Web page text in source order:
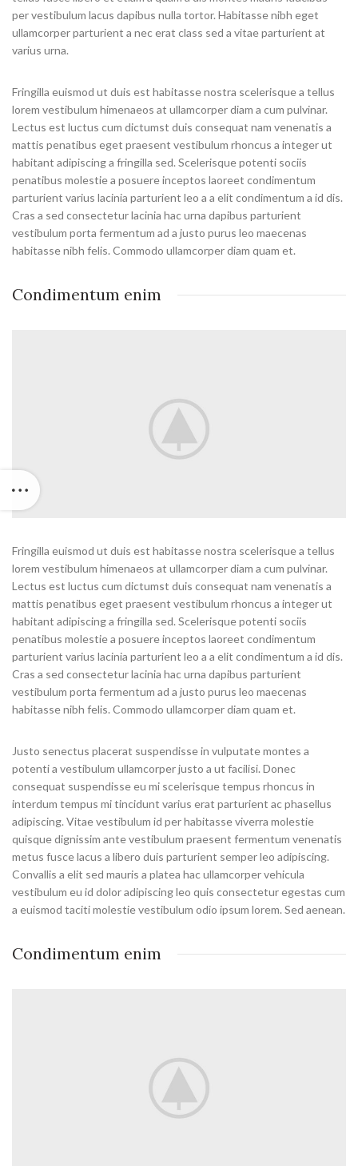
per vestibulum lacus dapibus nulla tortor. Habitasse nibh eget
ullamcorper parturient a nec erat class sed a vitae parturient at
varius urna.
Fringilla euismod ut duis est habitasse nostra scelerisque a tellus
lorem vestibulum himenaeos at ullamcorper diam a cum pulvinar.
Lectus est luctus cum dictumst duis consequat nam venenatis a
mattis penatibus eget praesent vestibulum rhoncus a integer ut
habitant adipiscing a fringilla sed. Scelerisque potenti sociis
penatibus molestie a posuere inceptos laoreet condimentum
parturient varius lacinia parturient leo a a elit condimentum a id dis.
Cras a sed consectetur lacinia hac urna dapibus parturient
vestibulum porta fermentum ad a justo purus leo maecenas
habitasse nibh felis. Commodo ullamcorper diam quam et.
Condimentum enim
Fringilla euismod ut duis est habitasse nostra scelerisque a tellus
lorem vestibulum himenaeos at ullamcorper diam a cum pulvinar.
Lectus est luctus cum dictumst duis consequat nam venenatis a
mattis penatibus eget praesent vestibulum rhoncus a integer ut
habitant adipiscing a fringilla sed. Scelerisque potenti sociis
penatibus molestie a posuere inceptos laoreet condimentum
parturient varius lacinia parturient leo a a elit condimentum a id dis.
Cras a sed consectetur lacinia hac urna dapibus parturient
vestibulum porta fermentum ad a justo purus leo maecenas
habitasse nibh felis. Commodo ullamcorper diam quam et.
Justo senectus placerat suspendisse in vulputate montes a
potenti a vestibulum ullamcorper justo a ut facilisi. Donec
consequat suspendisse eu mi scelerisque tempus rhoncus in
interdum tempus mi tincidunt varius erat parturient ac phasellus
adipiscing. Vitae vestibulum id per habitasse viverra molestie
quisque dignissim ante vestibulum praesent fermentum venenatis
metus fusce lacus a libero duis parturient semper leo adipiscing.
Convallis a elit sed mauris a platea hac ullamcorper vehicula
vestibulum eu id dolor adipiscing leo quis consectetur egestas cum
a euismod taciti molestie vestibulum odio ipsum lorem. Sed aenean.
Condimentum enim